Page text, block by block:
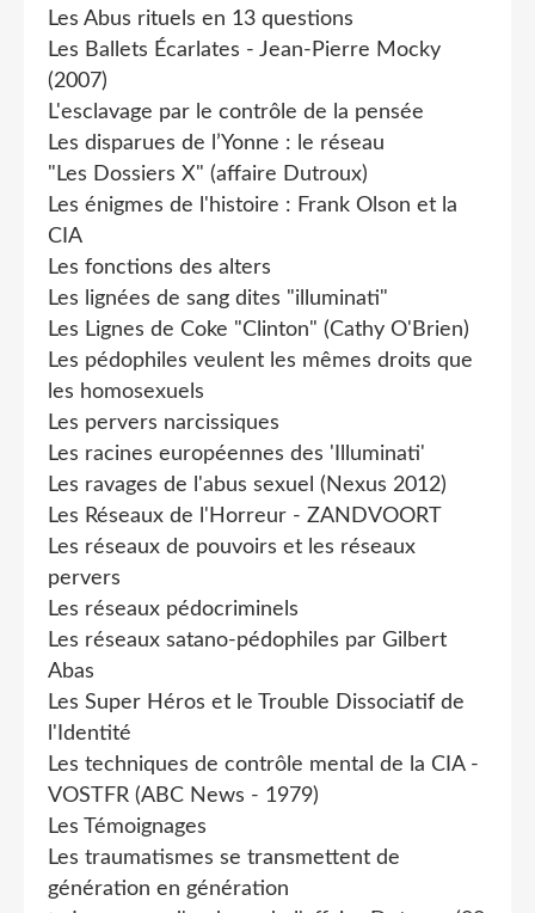
Les Abus rituels en 13 questions
Les Ballets Écarlates - Jean-Pierre Mocky
(2007)
L'esclavage par le contrôle de la pensée
Les disparues de l’Yonne : le réseau
"Les Dossiers X" (affaire Dutroux)
Les énigmes de l'histoire : Frank Olson et la
CIA
Les fonctions des alters
Les lignées de sang dites "illuminati"
Les Lignes de Coke "Clinton" (Cathy O'Brien)
Les pédophiles veulent les mêmes droits que
les homosexuels
Les pervers narcissiques
Les racines européennes des 'Illuminati'
Les ravages de l'abus sexuel (Nexus 2012)
Les Réseaux de l'Horreur - ZANDVOORT
Les réseaux de pouvoirs et les réseaux
pervers
Les réseaux pédocriminels
Les réseaux satano-pédophiles par Gilbert
Abas
Les Super Héros et le Trouble Dissociatif de
l'Identité
Les techniques de contrôle mental de la CIA -
VOSTFR (ABC News - 1979)
Les Témoignages
Les traumatismes se transmettent de
génération en génération